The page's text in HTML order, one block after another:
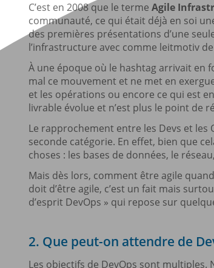
C’est en 2008 que le terme Agile
communauté, ce qui était déjà en soi
des premières présentations d’une
l’infrastructure avec comme leitmotiv
À une époque où le hashtag arrivait en
mal ce mouvement et ne met en
et les opérations ou encore ce qui est
livrable évolue et n’est plus le point de
Le rapprochement entre les Devs et les
seconde catégorie. En effet, bien que
choses : les bases de données, le
Mais dès lors, comment être agile
doit d’être agile, c’est un fait mais
d’esprit DevOps » qui repose sur
2. Que peut-on attendre de
Les objectifs de DevOps sont